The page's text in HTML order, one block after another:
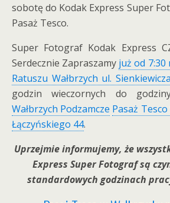
sobotę do Kodak Express Super
Pasaż Tesco.
Super Fotograf Kodak Express
Serdecznie Zapraszamy już od
Ratuszu Wałbrzych ul.
godzin wieczornych do
Wałbrzych Podzamcze Pasaż
Łączyńskiego 44.
Uprzejmie informujemy, że
Express Super Fotograf są
standardowych godzinach